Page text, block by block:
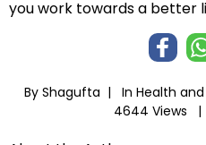
you work towards a better
By Shagufta | In Health
4644 Views |